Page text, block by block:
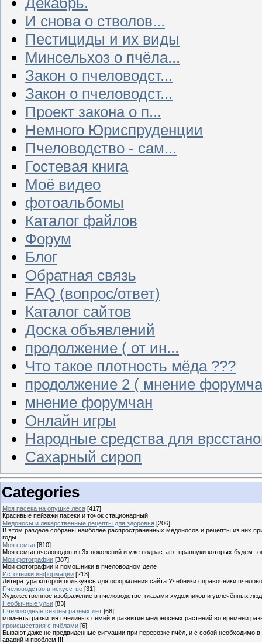
И снова о стволов...
Пестициды и их виды
Минсельхоз о пчёла...
Закон о пчеловодст...
Закон о пчеловодст...
Проект закона о п...
Немного Юриспруденции
Пчеловодство - сам...
Гостевая книга
Моё видео
фотоальбомы
Каталог файлов
Форум
Блог
Обратная связь
FAQ (вопрос/ответ)
Каталог сайтов
Доска объявлений
продолжение ( от ин...
Что такое плотность мёда ???
продолжение 2 ( мнение
мнение форумчан
Онлайн игры
Народные средства для
Сахарный сироп
Categories
Моя пасека на опушке леса [417]
Красивые пейзажи пасеки и точок стационарный
Медоносы и лекарственные рецепты для здоровья [206]
В этом разделе собраны наиболее распространённых медоносов и рецепты из них
годы.
Моя семья [810]
Моя семья пчеловодов из 3х поколений и уже подрастают правнуки которых будем
Мои фотографии [387]
Мои фотографии и помошники в пчеловодном деле
Источники информации [213]
Литература которой пользуюсь для оформления сайта Учебники справочники
Пчеловодство в искусстве [31]
Художественное изображение в пчеловодстве, глазами художников и увлечённых
Необычные ульи [83]
Пчеловодные сезоны разных лет [68]
моменты развития пчелиных семей и развитие медоносных растений во времени
происшествия с пчёлами [6]
Бывают даже не предвиденные ситуации при перевозке пчёл, и с собой необходимо
аварий и проблем !!!